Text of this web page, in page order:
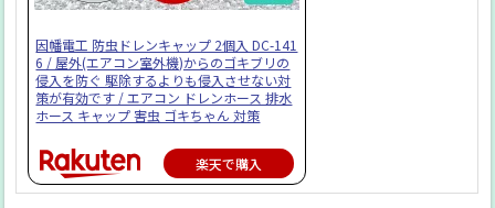
因幡電工 防虫ドレンキャップ 2個入 DC-141
6 / 屋外(エアコン室外機)からのゴキブリの
侵入を防ぐ 駆除するよりも侵入させない対
策が有効です / エアコン ドレンホース 排水
ホース キャップ 害虫 ゴキちゃん 対策
楽天で購入